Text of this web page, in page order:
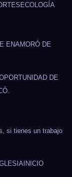
ECOLOGÍA
ENAMORÓ DE
DE
si tienes un trabajo
INICIO